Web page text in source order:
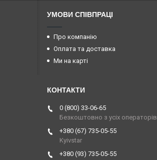
УМОВИ СПІВПРАЦІ
Про компанію
Оплата та доставка
Ми на карті
0 (800) 33-06-65
Безкоштовно з усіх операторів
+380 (67) 735-05-55
Kyivstar
+380 (93) 735-05-55